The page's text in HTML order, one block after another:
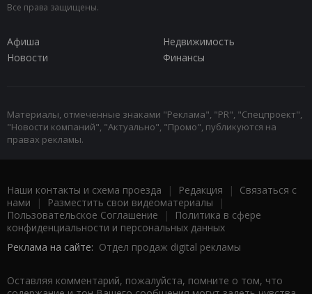
Все права защищены.
Афиша
Недвижимость
Новости
Финансы
Материалы, отмеченные знаками "Реклама", "PR", "Спецпроект",
"Новости компаний", "Актуально", "Промо", публикуются на
правах рекламы.
Наши контакты и схема проезда | Редакция | Связаться с
нами | Разместить свои видеоматериалы |
Пользовательское Соглашение |
Политика в сфере
конфиденциальности и персональных данных
Реклама на сайте: Отдел продаж digital рекламы
Оставляя комментарий, пожалуйста, помните о том, что